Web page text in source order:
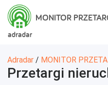
adradar
MONITOR
Adradar / MONITOR
Przetargi